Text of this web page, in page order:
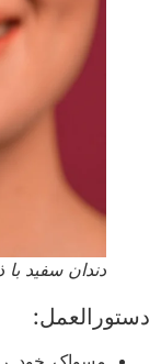
دندان سفید با